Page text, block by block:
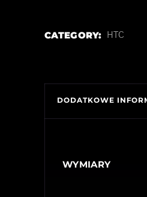
CATEGORY: HTC
DODATKOWE
WYMIARY